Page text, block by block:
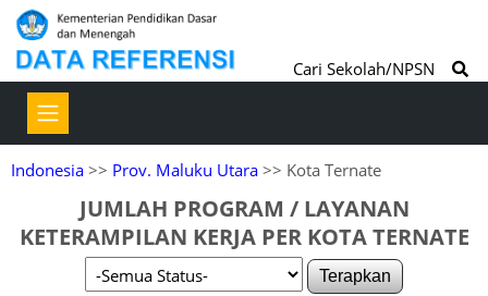
Cari Sekolah/NPSN
Indonesia >> Prov. Maluku Utara >> Kota Ternate
JUMLAH PROGRAM / LAYANAN
KETERAMPILAN KERJA PER KOTA TERNATE
Terapkan